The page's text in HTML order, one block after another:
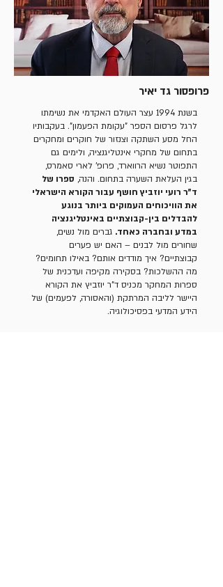
פרופסור גד יאיר
בשנת 1994 עצר העולם האקדמי את נשימתו
לרגל פרסום הספר "עקומת הפעמון". בעקבותיו
החל מסע השתקה וצנזור של חוקרים ומחקרים
בתחום של מחקרי אינטליגנציה, ולימים גם
התפוטר נשיא הרווארד, פרופ' לארי סאמרס,
בגין העלאת השערה בתחום. והנה, ספרו של
ד"ר רועי יוזביץ חושף עבור הקורא הישראלי
את הוויכוחים העמוקים ביותר בנוגע
להבדלים בין-קבוצתיים באינטליגנציה
במדע ובחברה כאחד. גברים מול נשים,
שחורים מול לבנים – האם יש פערים
קבוצתיים? איך מודדים אותם? באילו תחומים?
מה ההשלכות? בסקירה מקיפה ועדכנית של
ספרות המחקר מכניס ד"ר יוזביץ את הקורא
היישר לליבה המרתקת (והאסורה, לפעמים) של
הידע המדעי בפסיכולוגיה.